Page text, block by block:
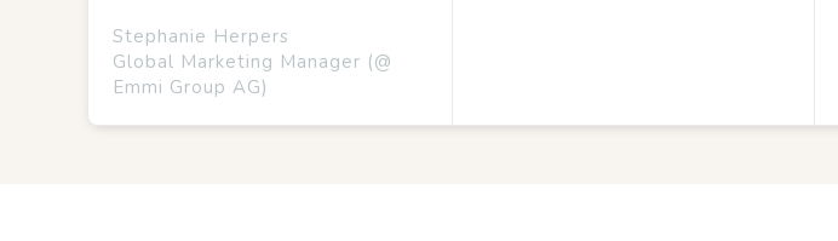
Stephanie Herpers
Global Marketing Manager (@
Emmi Group AG)